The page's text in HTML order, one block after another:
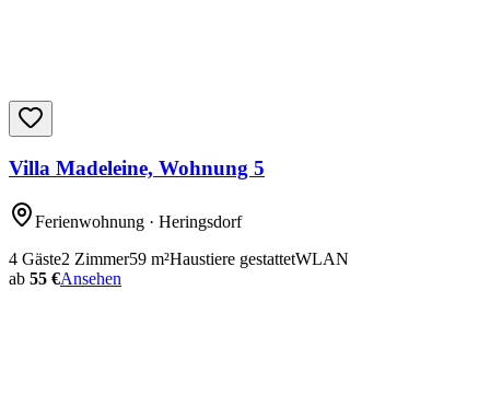
Villa Madeleine, Wohnung 5
Ferienwohnung · Heringsdorf
4 Gäste2 Zimmer59 m²Haustiere gestattetWLAN
ab 55 €Ansehen